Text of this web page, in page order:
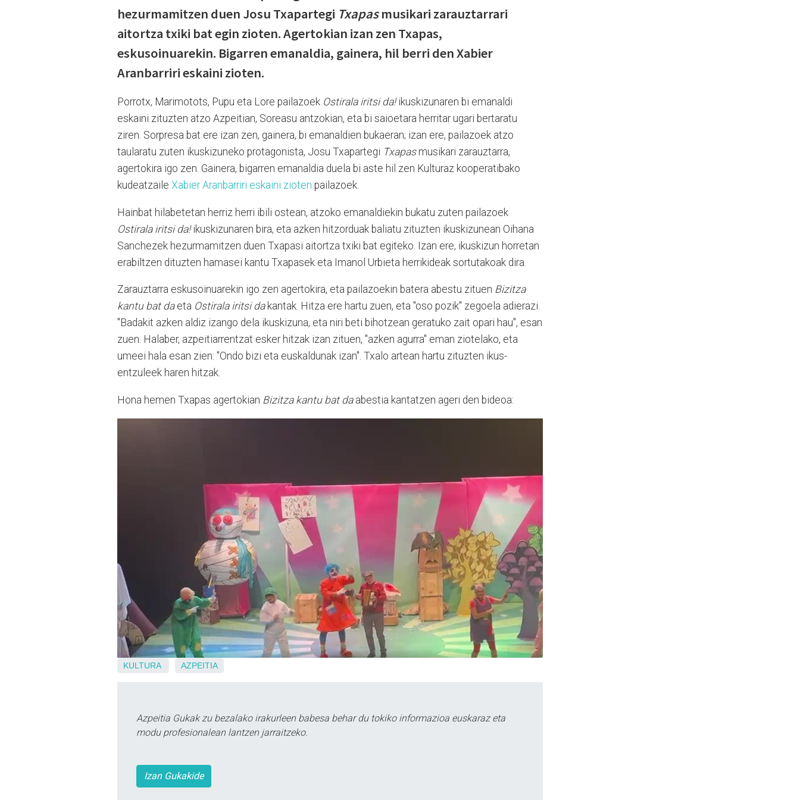
hezurmamitzen duen Josu Txapartegi Txapasmusikari zarauztarrari
aitortza txiki bat egin zioten. Agertokian izan zen Txapas,
eskusoinuarekin. Bigarren emanaldia, gainera, hil berri den Xabier
Aranbarriri eskaini zioten.
Porrotx, Marimotots, Pupu eta Lore pailazoek Ostirala iritsi da!ikuskizunaren bi emanaldi
eskaini zituzten atzo Azpeitian, Soreasu antzokian, eta bi saioetara herritar ugari bertaratu
ziren. Sorpresa bat ere izan zen, gainera, bi emanaldien bukaeran; izan ere, pailazoek atzo
taularatu zuten ikuskizuneko protagonista, Josu Txapartegi Txapasmusikari zarauztarra,
agertokira igo zen. Gainera, bigarren emanaldia duela bi aste hil zen Kulturaz kooperatibako
kudeatzaile Xabier Aranbarriri eskaini zioten pailazoek.
Hainbat hilabetetan herriz herri ibili ostean, atzoko emanaldiekin bukatu zuten pailazoek
Ostirala iritsi da!ikuskizunaren bira, eta azken hitzorduak baliatu zituzten ikuskizunean Oihana
Sanchezek hezurmamitzen duen Txapasi aitortza txiki bat egiteko. Izan ere, ikuskizun horretan
erabiltzen dituzten hamasei kantu Txapasek eta Imanol Urbieta herrikideak sortutakoak dira.
Zarauztarra eskusoinuarekin igo zen agertokira, eta pailazoekin batera abestu zituen Bizitza
kantu bat daeta Ostirala iritsi dakantak. Hitza ere hartu zuen, eta "oso pozik" zegoela adierazi.
"Badakit azken aldiz izango dela ikuskizuna, eta niri beti bihotzean geratuko zait opari hau", esan
zuen. Halaber, azpeitiarrentzat esker hitzak izan zituen, "azken agurra" eman ziotelako, eta
umeei hala esan zien: "Ondo bizi eta euskaldunak izan". Txalo artean hartu zituzten ikus-
entzuleek haren hitzak.
Hona hemen Txapas agertokian Bizitza kantu bat daabestia kantatzen ageri den bideoa:
KULTURA AZPEITIA
Azpeitia Gukak zu bezalako irakurleen babesa behar du tokiko informazioa euskaraz eta
modu profesionalean lantzen jarraitzeko.
Izan Gukakide